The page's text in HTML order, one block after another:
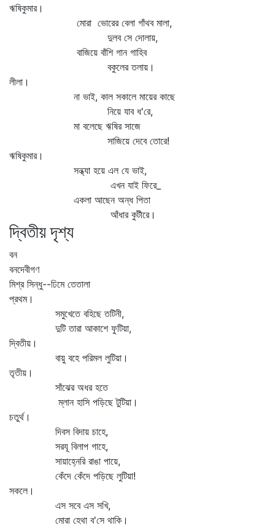
ঋষিকুমার।
মোরা ভোরের বেলা গাঁথব মালা,
দুলব সে দোলায়,
বাজিয়ে বাঁশি গান গাহিব
বকুলের তলায়।
লীলা।
না ভাই, কাল সকালে মায়ের কাছে
নিয়ে যাব ধ'রে,
মা বলেছে ঋষির সাজে
সাজিয়ে দেবে তোরে!
ঋষিকুমার।
সন্ধ্যা হয়ে এল যে ভাই,
এখন যাই ফিরে_
একলা আছেন অন্ধ পিতা
আঁধার কুটীরে।
দ্বিতীয় দৃশ্য
বন
বনদেবীগণ
মিশ্র সিন্ধু--ঢিমে তেতালা
প্রথম।
সমুখেতে বহিছে তটিনী,
দুটি তারা আকাশে ফুটিয়া,
দ্বিতীয়।
বায়ু বহে পরিমল লুটিয়া।
তৃতীয়।
সাঁঝের অধর হতে
ম্লান হাসি পড়িছে টুটিয়া।
চতুর্থ।
দিবস বিদায় চাহে,
সরযূ বিলাপ গাহে,
সায়াহ্নেরি রাঙা পায়ে,
কেঁদে কেঁদে পড়িছে লুটিয়া!
সকলে।
এস সবে এস সখি,
মোরা হেথা ব'সে থাকি।